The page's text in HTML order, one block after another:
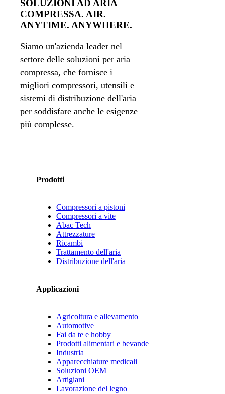
SOLUZIONI AD ARIA
COMPRESSA. AIR.
ANYTIME. ANYWHERE.
Siamo un'azienda leader nel
settore delle soluzioni per aria
compressa, che fornisce i
migliori compressori, utensili e
sistemi di distribuzione dell'aria
per soddisfare anche le esigenze
più complesse.
Prodotti
Compressori a pistoni
Compressori a vite
Abac Tech
Attrezzature
Ricambi
Trattamento dell'aria
Distribuzione dell'aria
Applicazioni
Agricoltura e allevamento
Automotive
Fai da te e hobby
Prodotti alimentari e bevande
Industria
Apparecchiature medicali
Soluzioni OEM
Artigiani
Lavorazione del legno